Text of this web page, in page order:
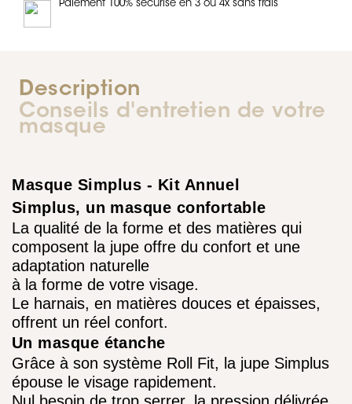
Paiement 100% sécurisé en 3 ou 4x sans frais
Description
Conseils d'entretien de votre
masque
Masque Simplus - Kit Annuel
Simplus, un masque confortable
La qualité de la forme et des matières qui
composent la jupe offre du confort et une
adaptation naturelle
à la forme de votre visage.
Le harnais, en matières douces et épaisses,
offrent un réel confort.
Un masque étanche
Grâce à son système Roll Fit, la jupe Simplus
épouse le visage rapidement.